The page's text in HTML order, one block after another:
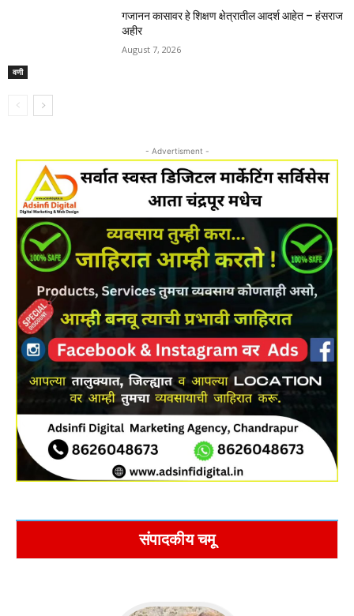
वणी
गजानन कासावर हे शिक्षण क्षेत्रातील आदर्श आहेत – हंसराज
अहीर
August 7, 2026
- Advertisment -
संपादकीय चमू